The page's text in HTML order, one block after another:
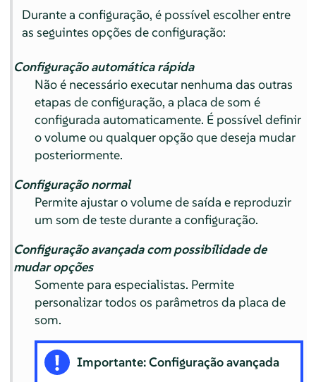
Durante a configuração, é possível escolher entre
as seguintes opções de configuração:
Configuração automática rápida
Não é necessário executar nenhuma das outras
etapas de configuração, a placa de som é
configurada automaticamente. É possível definir
o volume ou qualquer opção que deseja mudar
posteriormente.
Configuração normal
Permite ajustar o volume de saída e reproduzir
um som de teste durante a configuração.
Configuração avançada com possibilidade de
mudar opções
Somente para especialistas. Permite
personalizar todos os parâmetros da placa de
som.
Importante: Configuração avançada